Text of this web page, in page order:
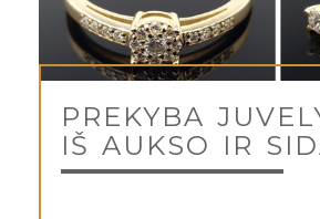
PREKYBA
IŠ AUKSO IR